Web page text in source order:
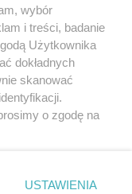
HOSTING
KONTAKT
Muzyka i kultura
wydarzeń
Zdjęcia miasta
wybór
i treści, badanie
Użytkownika
dokładnych
skanować
o zgodę na
. Niektóre
USTAWIENIA